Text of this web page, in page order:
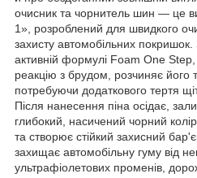
очисник та чорнитель шин — це
1», розроблений для швидкого
захисту автомобільних покришок.
активній формулі Foam One Step,
реакцію з брудом, розчиняє
потребуючи додаткового тертя
Після нанесення піна осідає,
глибокий, насичений чорний
та створює стійкий захисний
захищає автомобільну гуму від
ультрафіолетових променів,